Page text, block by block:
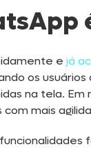
e já
os
na tela.
mais